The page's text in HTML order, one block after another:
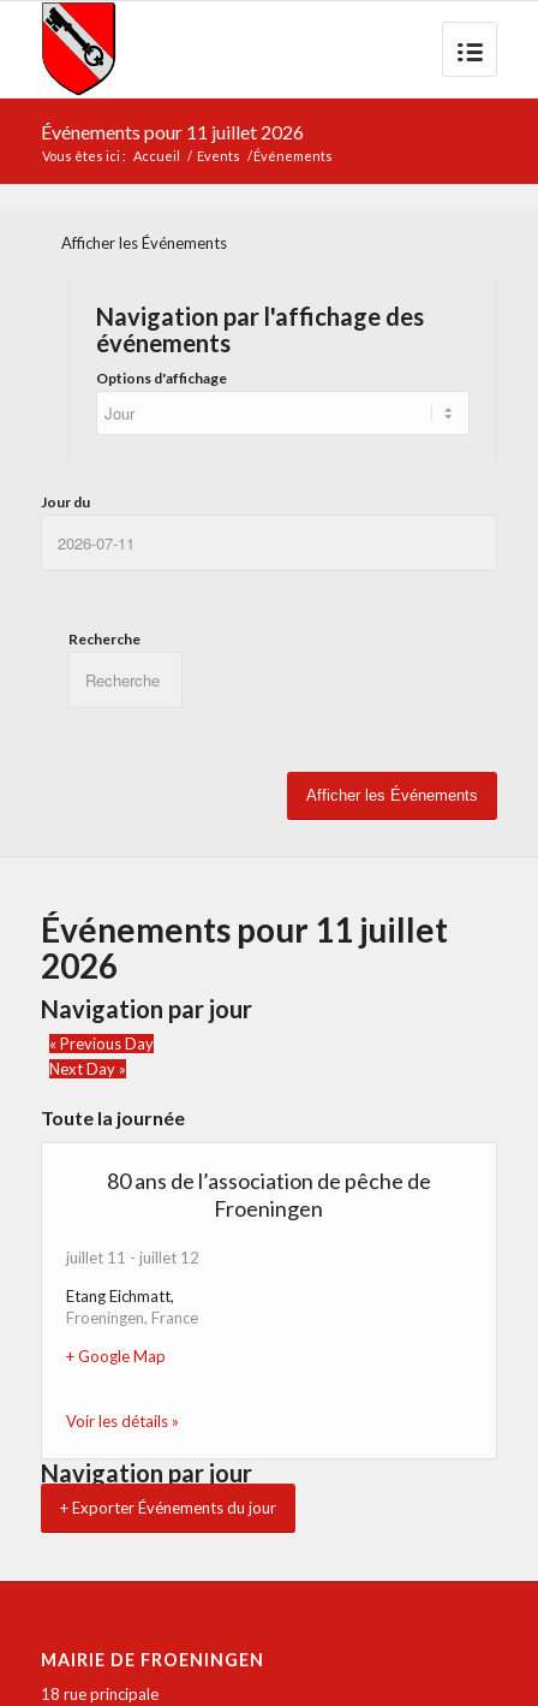
Événements pour 11 juillet 2026
Vous êtes ici : Accueil / Events /Événements
Afficher les Événements
Navigation par l'affichage des
événements
Options d'affichage
Jour du
Recherche
Événements pour 11 juillet
2026
Navigation par jour
« Previous Day
Next Day »
Toute la journée
80 ans de l’association de pêche de
Froeningen
juillet 11 - juillet 12
Etang Eichmatt,
Froeningen, France
+ Google Map
Voir les détails »
Navigation par jour
+ Exporter Événements du jour
MAIRIE DE FROENINGEN
18 rue principale